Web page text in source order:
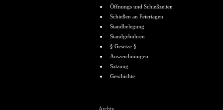
Öffnungs und Schießzeiten
Schießen an Feiertagen
Standbelegung
Standgebühren
§ Gesetze §
Auszeichnungen
Satzung
Geschichte
Archiv